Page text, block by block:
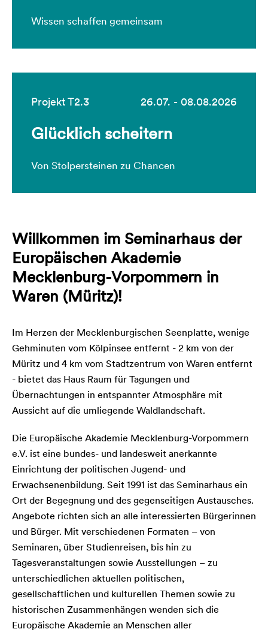
Wissen schaffen gemeinsam
Projekt T2.3 26.07. - 08.08.2026
Glücklich scheitern
Von Stolpersteinen zu Chancen
Willkommen im Seminarhaus der
Europäischen Akademie
Mecklenburg-Vorpommern in
Waren (Müritz)!
Im Herzen der Mecklenburgischen Seenplatte, wenige
Gehminuten vom Kölpinsee entfernt - 2 km von der
Müritz und 4 km vom Stadtzentrum von Waren entfernt
- bietet das Haus Raum für Tagungen und
Übernachtungen in entspannter Atmosphäre mit
Aussicht auf die umliegende Waldlandschaft.
Die Europäische Akademie Mecklenburg-Vorpommern
e.V. ist eine bundes- und landesweit anerkannte
Einrichtung der politischen Jugend- und
Erwachsenenbildung. Seit 1991 ist das Seminarhaus ein
Ort der Begegnung und des gegenseitigen Austausches.
Angebote richten sich an alle interessierten Bürgerinnen
und Bürger. Mit verschiedenen Formaten – von
Seminaren, über Studienreisen, bis hin zu
Tagesveranstaltungen sowie Ausstellungen – zu
unterschiedlichen aktuellen politischen,
gesellschaftlichen und kulturellen Themen sowie zu
historischen Zusammenhängen wenden sich die
Europäische Akademie an Menschen aller